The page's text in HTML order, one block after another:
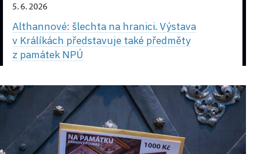
5. 6. 2026
Althannové: šlechta na hranici. Výstava
v Králíkách představuje také předměty
z památek NPÚ